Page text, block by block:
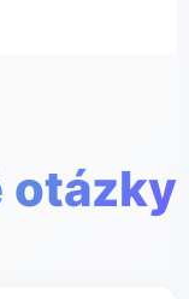
otázky